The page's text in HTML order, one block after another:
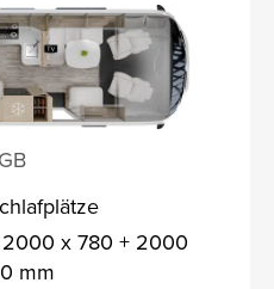
x 780 + 2000
mm